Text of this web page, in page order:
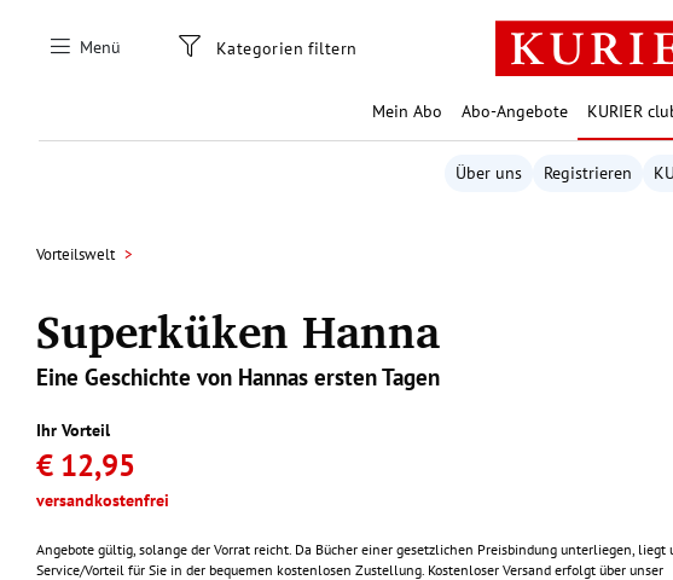
Menü Kategorien filtern
Mein Abo Abo-Angebote KURIER
Über uns Registrieren
Vorteilswelt
Superküken Hanna
Eine Geschichte von Hannas ersten Tagen
Ihr Vorteil
€ 12,95
versandkostenfrei
Angebote gültig, solange der Vorrat reicht. Da Bücher einer gesetzlichen Preisbindung unterliegen, liegt
Service/Vorteil für Sie in der bequemen kostenlosen Zustellung. Kostenloser Versand erfolgt über unser